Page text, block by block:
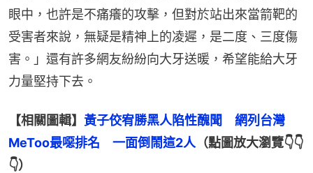
眼中，也許是不痛癢的攻擊，但對於站出來當箭靶的
受害者來說，無疑是精神上的凌遲，是二度、三度傷
害。」還有許多網友紛紛向大牙送暖，希望能給大牙
力量堅持下去。
【相關圖輯】 黃子佼宥勝黑人陷性醜聞　網列台灣
MeToo最噁排名　一面倒鬧這2人 （點圖放大瀏覽👇👇
👇）